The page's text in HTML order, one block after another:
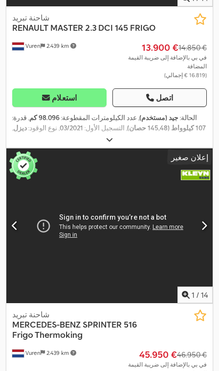
Vuren 2.439 km
شاحنة تبريد
RENAULT MASTER 2.3 DCI 145 FRIGO
‏13.900 € ‏14.850 €
في بي بالإضافة إلى ضريبة القيمة
المضافة
(‏16.819 € إجمالي)
استعلام اتصل
الحالة:جيد (مستخدم), عدد الكيلومترات المقطوعة:98.096 كم
, قدرة:
107 كيلوواط (145,48 حصان)
, التسجيل الأول: 03/2021, نوع الوقود:ديزل,
, تكوين المحور:
وقود:ديزل, لون:أبيض, كابينة السائق:كابينة نهارية, نوع التروس:
ميكانيكي, عدد التروس:
, عدد المقاعد:
2, الطول الكلي: , الارتفاع الكلي:2.770
مم, طول مساحة التحميل: 1.850 مم
الفرامل المانعة للانغلاق (ABS),
إعلان صغير
1 / 14
Vuren 2.439 km
شاحنة تبريد
MERCEDES-BENZ SPRINTER 516
Frigo Thermoking
‏45.950 € ‏46.950 €
في بي بالإضافة إلى ضريبة القيمة